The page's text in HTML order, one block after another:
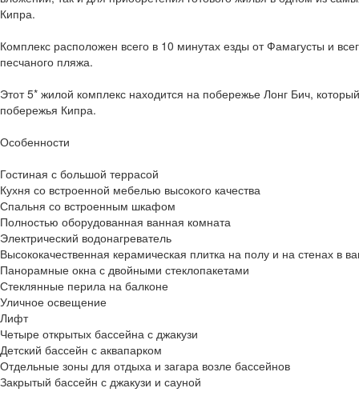
Кипра.
Комплекс расположен всего в 10 минутах езды от Фамагусты и
песчаного пляжа.
Этот 5* жилой комплекс находится на побережье Лонг Бич,
побережья Кипра.
Особенности
Гостиная с большой террасой
Кухня со встроенной мебелью высокого качества
Спальня со встроенным шкафом
Полностью оборудованная ванная комната
Электрический водонагреватель
Высококачественная керамическая плитка на полу и на стенах в
Панорамные окна с двойными стеклопакетами
Стеклянные перила на балконе
Уличное освещение
Лифт
Четыре открытых бассейна с джакузи
Детский бассейн с аквапарком
Отдельные зоны для отдыха и загара возле бассейнов
Закрытый бассейн с джакузи и сауной